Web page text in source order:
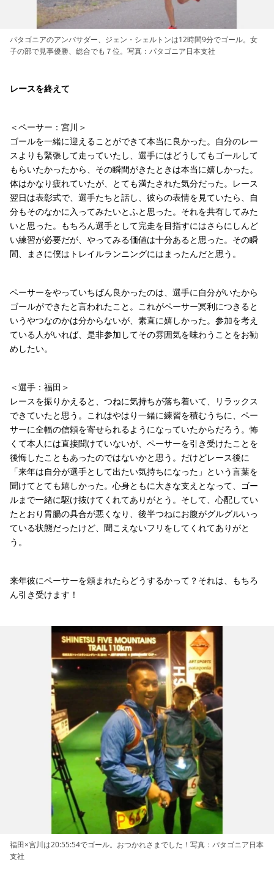
パタゴニアのアンバサダー、ジェン・シェルトンは12時間9分でゴール。女
子の部で見事優勝、総合でも７位。写真：パタゴニア日本支社
レースを終えて
＜ペーサー：宮川＞
ゴールを一緒に迎えることができて本当に良かった。自分のレー
スよりも緊張して走っていたし、選手にはどうしてもゴールして
もらいたかったから、その瞬間がきたときは本当に嬉しかった。
体はかなり疲れていたが、とても満たされた気分だった。レース
翌日は表彰式で、選手たちと話し、彼らの表情を見ていたら、自
分もそのなかに入ってみたいとふと思った。それを共有してみた
いと思った。もちろん選手として完走を目指すにはさらにしんど
い練習が必要だが、やってみる価値は十分あると思った。その瞬
間、まさに僕はトレイルランニングにはまったんだと思う。
ペーサーをやっていちばん良かったのは、選手に自分がいたから
ゴールができたと言われたこと。これがペーサー冥利につきると
いうやつなのかは分からないが、素直に嬉しかった。参加を考え
ている人がいれば、是非参加してその雰囲気を味わうことをお勧
めしたい。
＜選手：福田＞
レースを振りかえると、つねに気持ちが落ち着いて、リラックス
できていたと思う。これはやはり一緒に練習を積むうちに、ペー
サーに全幅の信頼を寄せられるようになっていたからだろう。怖
くて本人には直接聞けていないが、ペーサーを引き受けたことを
後悔したこともあったのではないかと思う。だけどレース後に
「来年は自分が選手として出たい気持ちになった」という言葉を
聞けてとても嬉しかった。心身ともに大きな支えとなって、ゴー
ルまで一緒に駆け抜けてくれてありがとう。そして、心配してい
たとおり胃腸の具合が悪くなり、後半つねにお腹がグルグルいっ
ている状態だったけど、聞こえないフリをしてくれてありがと
う。
来年彼にペーサーを頼まれたらどうするかって？それは、もちろ
ん引き受けます！
福田×宮川は20:55:54でゴール。おつかれさまでした！写真：パタゴニア日本
支社